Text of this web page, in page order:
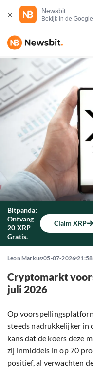
Newsbit
Bekijk in de
Bitpanda:
Ontvang
20 XRP
Gratis.
Claim XRP
Leon Markus 05-07-2026 21:58
Cryptomarkt
juli 2026
Op
steeds nadrukkelijker in
kans dat de koers deze
zij inmiddels in op 70
positief, al verwachten